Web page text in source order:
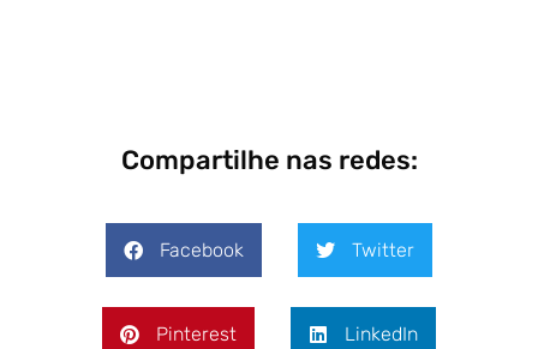
Compartilhe nas redes:
Facebook Twitter
Pinterest LinkedIn